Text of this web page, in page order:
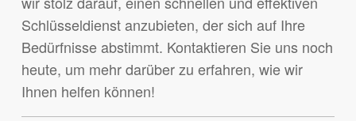
Schlüsseldienst anzubieten, der sich auf Ihre
Bedürfnisse abstimmt. Kontaktieren Sie uns noch
heute, um mehr darüber zu erfahren, wie wir
Ihnen helfen können!